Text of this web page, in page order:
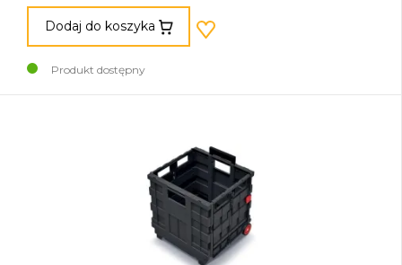
Dodaj do koszyka
Produkt dostępny